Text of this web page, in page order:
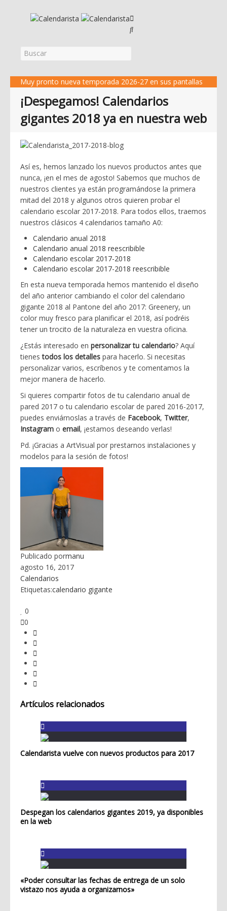
Muy pronto nueva temporada 2026-27 en sus pantallas
¡Despegamos! Calendarios
gigantes 2018 ya en nuestra web
Así es, hemos lanzado los nuevos productos antes que
nunca, ¡en el mes de agosto! Sabemos que muchos de
nuestros clientes ya están programándose la primera
mitad del 2018 y algunos otros quieren probar el
calendario escolar 2017-2018. Para todos ellos, traemos
nuestros clásicos 4 calendarios tamaño A0:
Calendario anual 2018
Calendario anual 2018 reescribible
Calendario escolar 2017-2018
Calendario escolar 2017-2018 reescribible
En esta nueva temporada hemos mantenido el diseño
del año anterior cambiando el color del calendario
gigante 2018 al Pantone del año 2017: Greenery, un
color muy fresco para planificar el 2018, así podréis
tener un trocito de la naturaleza en vuestra oficina.
¿Estás interesado en personalizar tu calendario? Aquí
tienes todos los detalles para hacerlo. Si necesitas
personalizar varios, escríbenos y te comentamos la
mejor manera de hacerlo.
Si quieres compartir fotos de tu calendario anual de
pared 2017 o tu calendario escolar de pared 2016-2017,
puedes enviárnoslas a través de Facebook, Twitter,
Instagram o email, ¡estamos deseando verlas!
Pd. ¡Gracias a ArtVisual por prestarnos instalaciones y
modelos para la sesión de fotos!
Publicado pormanu
agosto 16, 2017
Calendarios
Etiquetas:calendario gigante
0
0
Artículos relacionados
Calendarista vuelve con nuevos productos para 2017
Despegan los calendarios gigantes 2019, ya disponibles
en la web
«Poder consultar las fechas de entrega de un solo
vistazo nos ayuda a organizarnos»